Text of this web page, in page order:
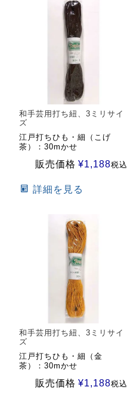
和手芸用打ち紐、3ミリサイ
ズ
江戸打ちひも・細（こげ
茶）：30mかせ
販売価格 ¥1,188税込
詳細を見る
和手芸用打ち紐、3ミリサイ
ズ
江戸打ちひも・細（金
茶）：30mかせ
販売価格 ¥1,188税込